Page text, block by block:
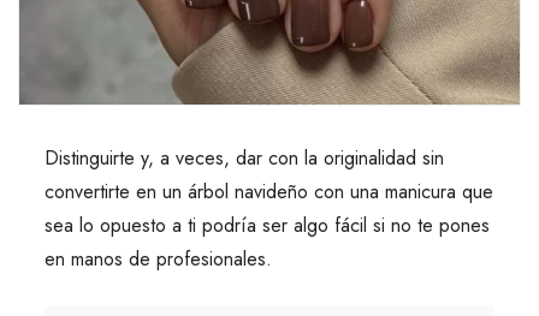
Distinguirte y, a veces, dar con la originalidad sin
convertirte en un árbol navideño con una manicura que
sea lo opuesto a ti podría ser algo fácil si no te pones
en manos de profesionales.